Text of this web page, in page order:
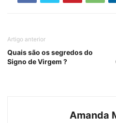
Artigo anterior
Quais são os segredos do
Signo de Virgem ?
Amanda